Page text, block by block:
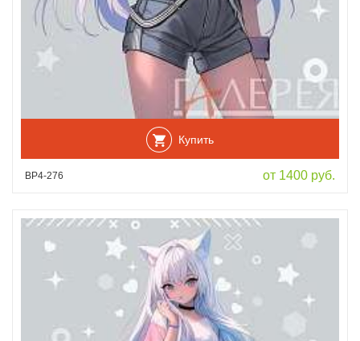
Купить
ВР4-276 от 1400 руб.